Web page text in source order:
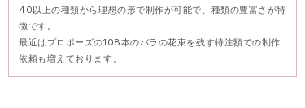
40以上の種類から理想の形で制作が可能で、種類の豊富さが特
徴です。
最近はプロポーズの108本のバラの花束を残す特注額での制作
依頼も増えております。